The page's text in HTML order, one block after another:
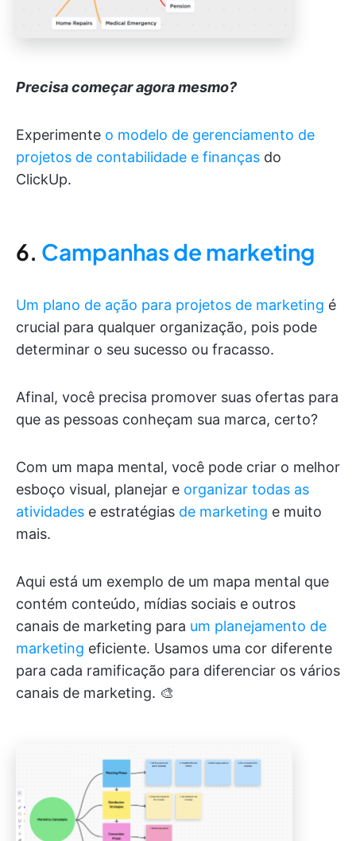
Precisa começar agora mesmo?
Experimente o modelo de gerenciamento de
projetos de contabilidade e finanças do
ClickUp.
6. Campanhas de marketing
Um plano de ação para projetos de marketing é
crucial para qualquer organização, pois pode
determinar o seu sucesso ou fracasso.
Afinal, você precisa promover suas ofertas para
que as pessoas conheçam sua marca, certo?
Com um mapa mental, você pode criar o melhor
esboço visual, planejar e organizar todas as
atividades e estratégias de marketing e muito
mais.
Aqui está um exemplo de um mapa mental que
contém conteúdo, mídias sociais e outros
canais de marketing para um planejamento de
marketing eficiente. Usamos uma cor diferente
para cada ramificação para diferenciar os vários
canais de marketing. 🎨